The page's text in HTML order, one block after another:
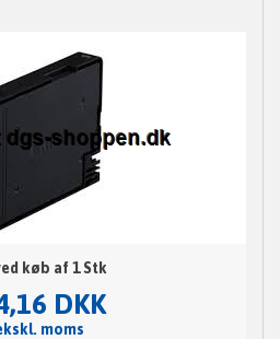
køb af 1 Stk
DKK
moms